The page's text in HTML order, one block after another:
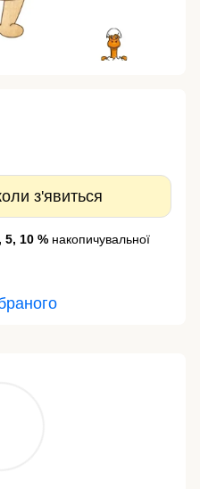
з'явиться
5, 10 % накопичувальної